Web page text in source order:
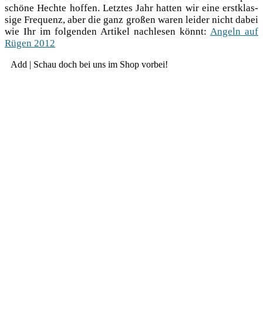
schö­ne Hech­te hof­fen. Letz­tes Jahr hat­ten wir eine erst­klas­
si­ge Fre­quenz, aber die ganz gro­ßen waren lei­der nicht dabei
wie Ihr im fol­gen­den Arti­kel nach­le­sen könnt: Angeln auf
Rügen 2012
Add | Schau doch bei uns im Shop vorbei!